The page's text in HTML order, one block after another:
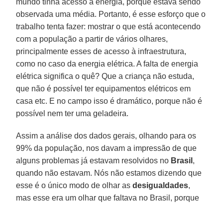
observada uma média. Portanto, é esse esforço que o
trabalho tenta fazer: mostrar o que está acontecendo
com a população a partir de vários olhares,
principalmente esses de acesso à infraestrutura,
como no caso da energia elétrica. A falta de energia
elétrica significa o quê? Que a criança não estuda,
que não é possível ter equipamentos elétricos em
casa etc. E no campo isso é dramático, porque não é
possível nem ter uma geladeira.
Assim a análise dos dados gerais, olhando para os
99% da população, nos davam a impressão de que
alguns problemas já estavam resolvidos no Brasil ,
quando não estavam. Nós não estamos dizendo que
esse é o único modo de olhar asdesigualdades,
mas esse era um olhar que faltava no Brasil, porque